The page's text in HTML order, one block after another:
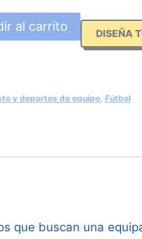
al carrito DISEÑA
y deportes de equipo, Fútbol
que buscan una